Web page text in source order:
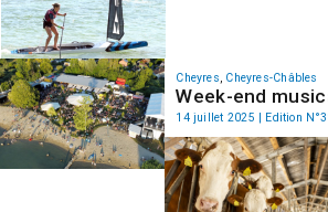
Cheyres, Cheyres-Châbles
Week-end
14 juillet 2025 | Edition